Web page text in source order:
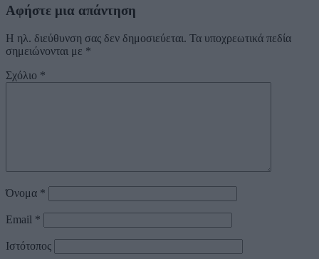
Αφήστε μια απάντηση
Η ηλ. διεύθυνση σας δεν δημοσιεύεται. Τα υποχρεωτικά πεδία
σημειώνονται με *
Σχόλιο *
Όνομα *
Email *
Ιστότοπος